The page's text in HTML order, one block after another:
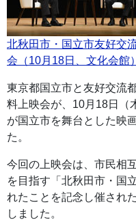
北秋田市・国立市友好交
会（10月18日、文化会館）
東京都国立市と友好交流
料上映会が、10月18日（
が国立市を舞台とした映
た。
今回の上映会は、市民相
を目指す「北秋田市・国
れたことを記念し催され
しました。